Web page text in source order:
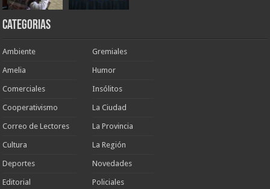
Categorias
Ambiente
Amelia
Comerciales
Cooperativismo
Correo de Lectores
Cultura
Deportes
Editorial
Gremiales
Humor
Insólitos
La Ciudad
La Provincia
La Región
Novedades
Policiales